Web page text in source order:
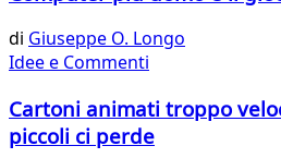
di Giuseppe O. Longo
Idee e Commenti
Cartoni animati troppo
piccoli ci perde